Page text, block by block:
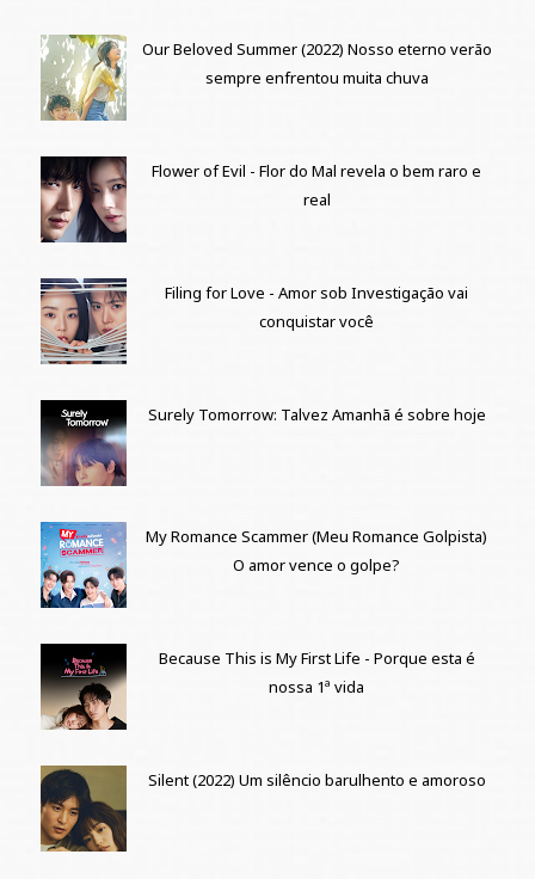
Our Beloved Summer (2022) Nosso eterno verão
sempre enfrentou muita chuva
Flower of Evil - Flor do Mal revela o bem raro e
real
Filing for Love - Amor sob Investigação vai
conquistar você
Surely Tomorrow: Talvez Amanhã é sobre hoje
My Romance Scammer (Meu Romance Golpista)
O amor vence o golpe?
Because This is My First Life - Porque esta é
nossa 1ª vida
Silent (2022) Um silêncio barulhento e amoroso